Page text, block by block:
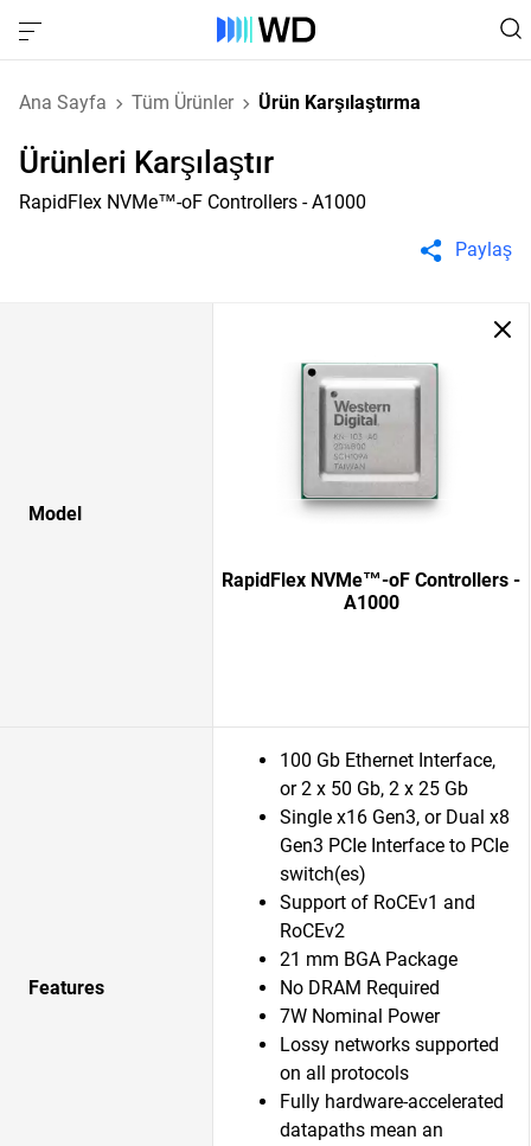
Ana Sayfa Tüm Ürünler Ürün Karşılaştırma
Ürünleri Karşılaştır
RapidFlex NVMe™-oF Controllers - A1000
Paylaş
Model
RapidFlex NVMe™-oF Controllers -
A1000
Features
100 Gb Ethernet Interface,
or 2 x 50 Gb, 2 x 25 Gb
Single x16 Gen3, or Dual x8
Gen3 PCIe Interface to PCIe
switch(es)
Support of RoCEv1 and
RoCEv2
21 mm BGA Package
No DRAM Required
7W Nominal Power
Lossy networks supported
on all protocols
Fully hardware-accelerated
datapaths mean an